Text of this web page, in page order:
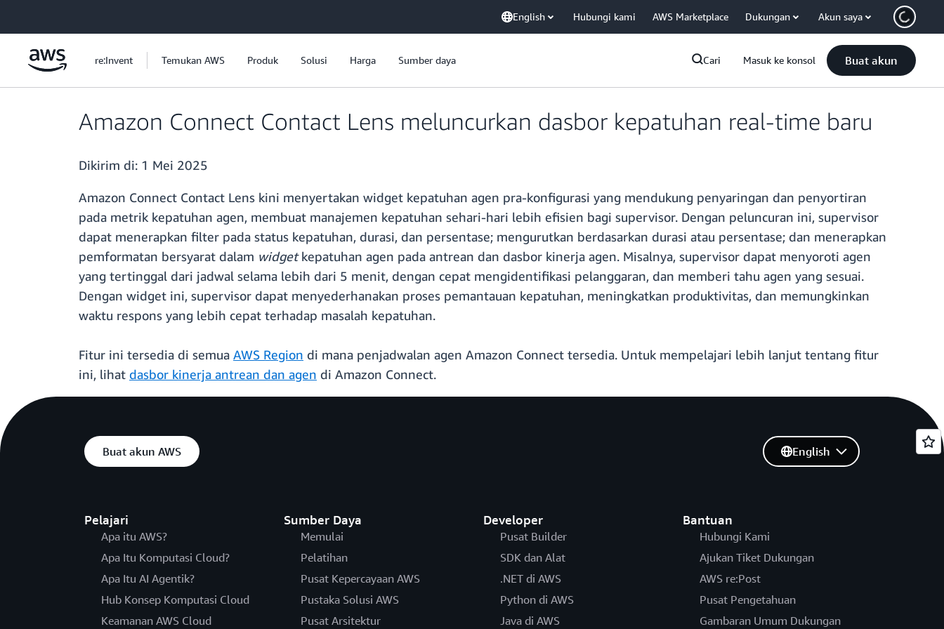
English Hubungi kami AWS Marketplace Dukungan Akun saya
re:Invent Temukan AWS Produk Solusi Harga Sumber daya Cari Masuk ke konsol Buat akun
Amazon Connect Contact Lens meluncurkan dasbor kepatuhan real-time baru
Dikirim di: 1 Mei 2025
Amazon Connect Contact Lens kini menyertakan widget kepatuhan agen pra-konfigurasi yang mendukung penyaringan dan penyortiran
pada metrik kepatuhan agen, membuat manajemen kepatuhan sehari-hari lebih efisien bagi supervisor. Dengan peluncuran ini, supervisor
dapat menerapkan filter pada status kepatuhan, durasi, dan persentase; mengurutkan berdasarkan durasi atau persentase; dan menerapkan
pemformatan bersyarat dalam widgetkepatuhan agen pada antrean dan dasbor kinerja agen. Misalnya, supervisor dapat menyoroti agen
yang tertinggal dari jadwal selama lebih dari 5 menit, dengan cepat mengidentifikasi pelanggaran, dan memberi tahu agen yang sesuai.
Dengan widget ini, supervisor dapat menyederhanakan proses pemantauan kepatuhan, meningkatkan produktivitas, dan memungkinkan
waktu respons yang lebih cepat terhadap masalah kepatuhan.
Fitur ini tersedia di semua AWS Region di mana penjadwalan agen Amazon Connect tersedia. Untuk mempelajari lebih lanjut tentang fitur
ini, lihat dasbor kinerja antrean dan agen di Amazon Connect.
Buat akun AWS
Pelajari
Apa itu AWS?
Apa Itu Komputasi Cloud?
Apa Itu AI Agentik?
Hub Konsep Komputasi Cloud
Keamanan AWS Cloud
Sumber Daya
Memulai
Pelatihan
Pusat Kepercayaan AWS
Pustaka Solusi AWS
Pusat Arsitektur
Developer
Pusat Builder
SDK dan Alat
.NET di AWS
Python di AWS
Java di AWS
Bantuan
Hubungi Kami
Ajukan Tiket Dukungan
AWS re:Post
Pusat Pengetahuan
Gambaran Umum Dukungan
English